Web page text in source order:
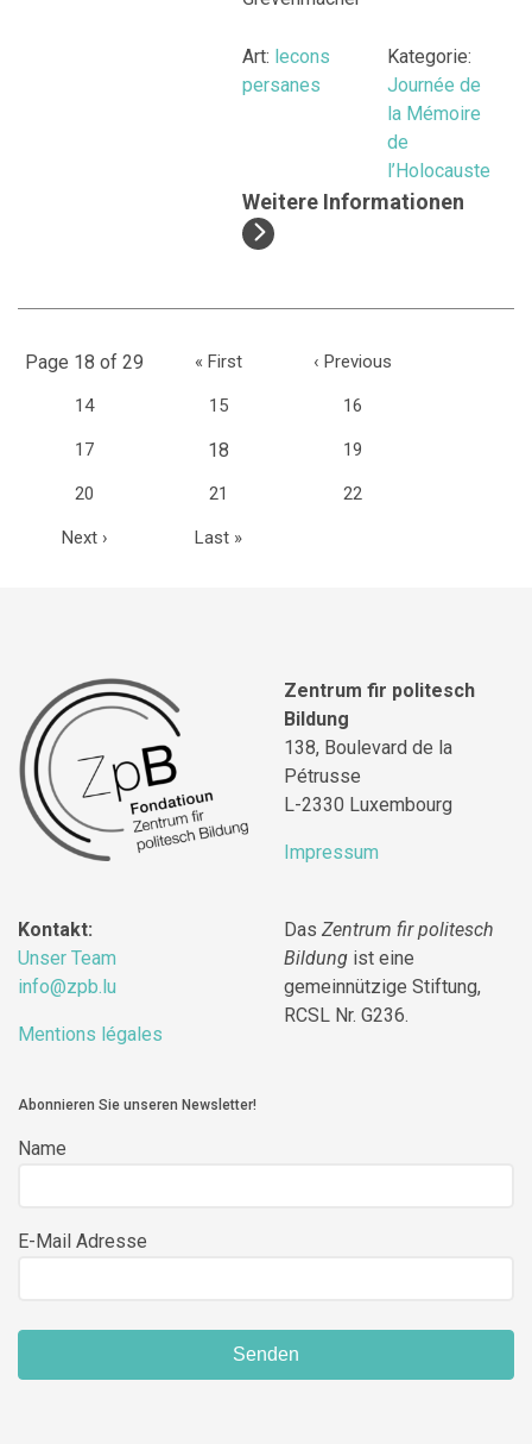
Art: lecons
persanes
Kategorie:
Journée de
la Mémoire
de
l’Holocauste
Weitere Informationen
Page 18 of 29 « First ‹ Previous
14 15 16
17 18 19
20 21 22
Next › Last »
Zentrum fir politesch
Bildung
138, Boulevard de la
Pétrusse
L-2330 Luxembourg
Impressum
Kontakt:
Unser Team
info@zpb.lu
Mentions légales
Das Zentrum fir politesch
Bildung ist eine
gemeinnützige Stiftung,
RCSL Nr. G236.
Abonnieren Sie unseren Newsletter!
Name
E-Mail Adresse
Senden